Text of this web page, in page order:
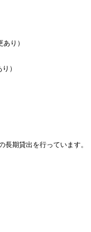
り）
）
長期貸出を行っています。